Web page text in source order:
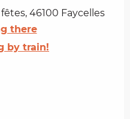
46100 Faycelles
there
by train!